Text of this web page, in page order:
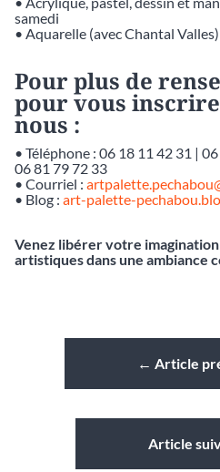
samedi
• Aquarelle (avec Chantal
Pour plus de
pour vous
nous :
• Téléphone : 06 18 11 42 31 |
06 81 79 72 33
• Courriel :
• Blog : art-palette-
Venez libérer votre
artistiques dans une ambiance
← Article
Article